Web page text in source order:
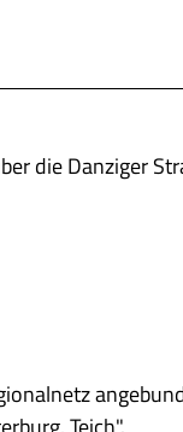
die Danziger